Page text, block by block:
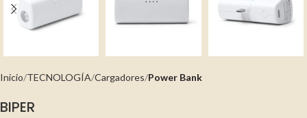
Inicio TECNOLOGÍA Cargadores Power Bank
BIPER